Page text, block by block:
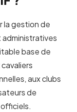
la gestion de
administratives
base de
aux clubs
de